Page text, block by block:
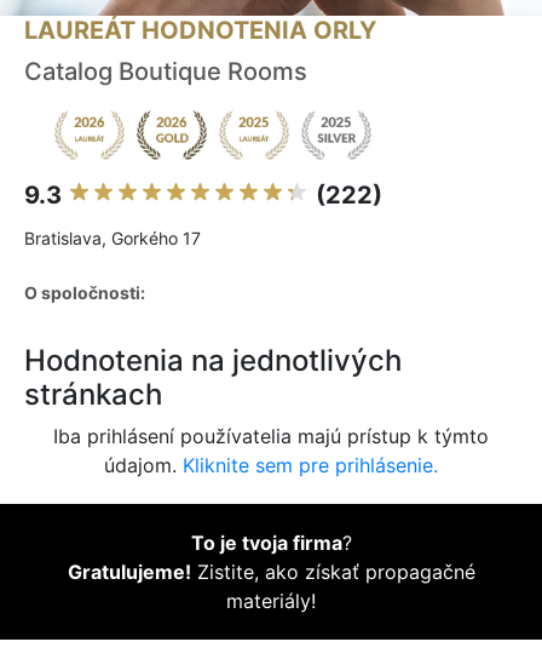
LAUREÁT HODNOTENIA ORLY
Catalog Boutique Rooms
9.3 (222)
Bratislava, Gorkého 17
O spoločnosti:
Hodnotenia na jednotlivých
stránkach
Iba prihlásení používatelia majú prístup k týmto
údajom. Kliknite sem pre prihlásenie.
To je tvoja firma?
Gratulujeme! Zistite, ako získať propagačné
materiály!